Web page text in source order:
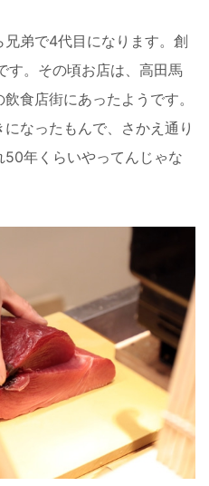
兄弟で4代目になります。創
す。その頃お店は、高田馬
食店街にあったようです。
なったもんで、さかえ通り
年くらいやってんじゃな